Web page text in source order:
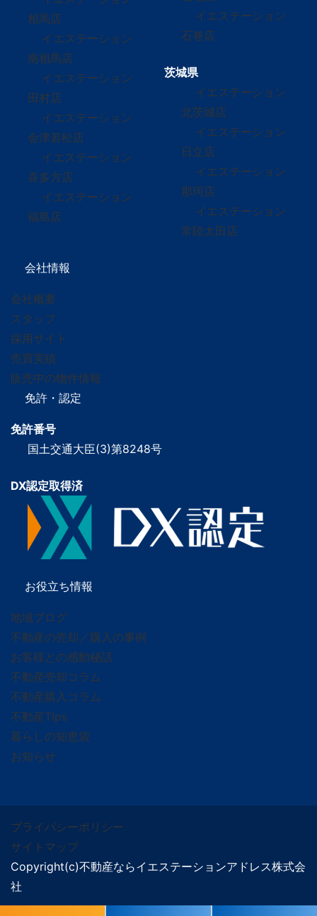
相馬店
イエステーション
南相馬店
イエステーション
田村店
イエステーション
会津若松店
イエステーション
喜多方店
イエステーション
福島店
イエステーション
石巻店
茨城県
イエステーション
北茨城店
イエステーション
日立店
イエステーション
那珂店
イエステーション
常陸太田店
会社情報
会社概要
スタッフ
採用サイト
売買実績
販売中の物件情報
免許・認定
免許番号
国土交通大臣(3)第8248号
DX認定取得済
お役立ち情報
地域ブログ
不動産の売却／購入の事例
お客様との感動秘話
不動産売却コラム
不動産購入コラム
不動産Tips
暮らしの知恵袋
お知らせ
プライバシーポリシー
サイトマップ
Copyright(c)不動産ならイエステーションアドレス株式会
社